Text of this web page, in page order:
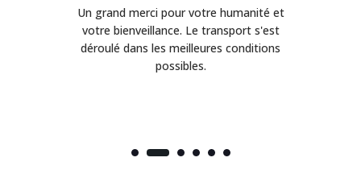
Un grand merci pour votre humanité et
votre bienveillance. Le transport s'est
déroulé dans les meilleures conditions
possibles.